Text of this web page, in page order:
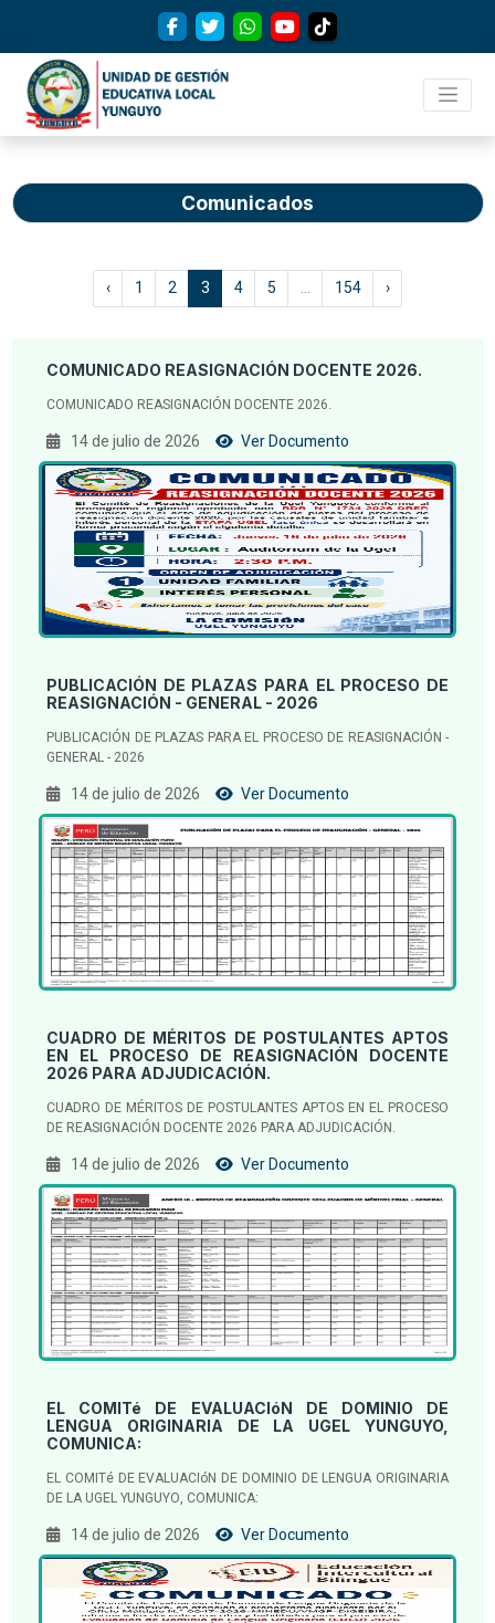
Comunicados
‹ 1 2 3 4 5 ... 154 ›
COMUNICADO REASIGNACIÓN DOCENTE 2026.
COMUNICADO REASIGNACIÓN DOCENTE 2026.
14 de julio de 2026 Ver Documento
PUBLICACIÓN DE PLAZAS PARA EL PROCESO DE
REASIGNACIÓN - GENERAL - 2026
PUBLICACIÓN DE PLAZAS PARA EL PROCESO DE REASIGNACIÓN -
GENERAL - 2026
14 de julio de 2026 Ver Documento
CUADRO DE MÉRITOS DE POSTULANTES APTOS
EN EL PROCESO DE REASIGNACIÓN DOCENTE
2026 PARA ADJUDICACIÓN.
CUADRO DE MÉRITOS DE POSTULANTES APTOS EN EL PROCESO
DE REASIGNACIÓN DOCENTE 2026 PARA ADJUDICACIÓN.
14 de julio de 2026 Ver Documento
EL COMITé DE EVALUACIóN DE DOMINIO DE
LENGUA ORIGINARIA DE LA UGEL YUNGUYO,
COMUNICA:
EL COMITé DE EVALUACIóN DE DOMINIO DE LENGUA ORIGINARIA
DE LA UGEL YUNGUYO, COMUNICA:
14 de julio de 2026 Ver Documento